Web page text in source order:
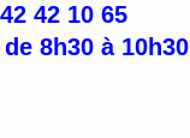
42 10 65
8h30 à 10h30